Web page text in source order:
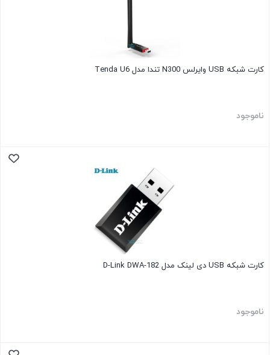
کارت شبکه USB وایرلس N300 تندا مدل Tenda U6
ناموجود
کارت شبکه USB دی لینک مدل D-Link DWA-182
ناموجود